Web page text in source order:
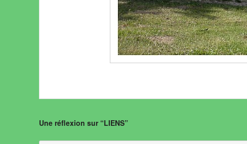
Une réflexion sur “LIENS”